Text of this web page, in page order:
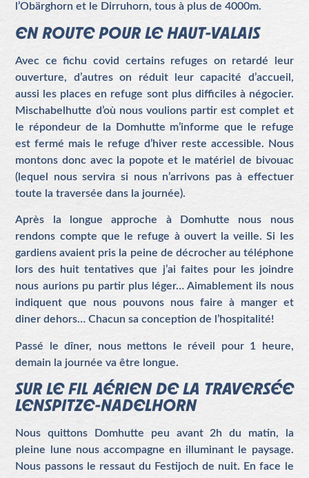
l’Obärghorn et le Dirruhorn, tous à plus de 4000m.
EN ROUTE POUR LE HAUT-VALAIS
Avec ce fichu covid certains refuges on retardé leur
ouverture, d’autres on réduit leur capacité d’accueil,
aussi les places en refuge sont plus difficiles à négocier.
Mischabelhutte d’où nous voulions partir est complet et
le répondeur de la Domhutte m’informe que le refuge
est fermé mais le refuge d’hiver reste accessible. Nous
montons donc avec la popote et le matériel de bivouac
(lequel nous servira si nous n’arrivons pas à effectuer
toute la traversée dans la journée).
Après la longue approche à Domhutte nous nous
rendons compte que le refuge à ouvert la veille. Si les
gardiens avaient pris la peine de décrocher au téléphone
lors des huit tentatives que j’ai faites pour les joindre
nous aurions pu partir plus léger… Aimablement ils nous
indiquent que nous pouvons nous faire à manger et
diner dehors… Chacun sa conception de l’hospitalité!
Passé le dîner, nous mettons le réveil pour 1 heure,
demain la journée va être longue.
SUR LE FIL AÉRIEN DE LA TRAVERSÉE
LENSPITZE-NADELHORN
Nous quittons Domhutte peu avant 2h du matin, la
pleine lune nous accompagne en illuminant le paysage.
Nous passons le ressaut du Festijoch de nuit. En face le